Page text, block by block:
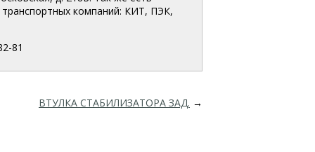
компаний: КИТ, ПЭК,
81
ВТУЛКА СТАБИЛИЗАТОРА ЗАД. →